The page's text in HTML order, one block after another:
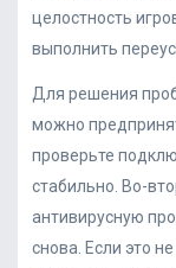
целостность
выполнить
Для решения
можно
проверьте
стабильно. Во-
антивирусную
снова. Если это